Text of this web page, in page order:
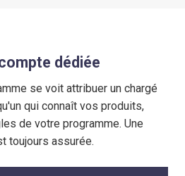
dédiée
se voit attribuer un chargé
qui connaît vos produits,
de votre programme. Une
toujours assurée.